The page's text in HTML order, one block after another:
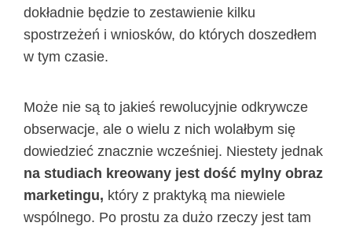
dokładnie będzie to zestawienie kilku
spostrzeżeń i wniosków, do których doszedłem
w tym czasie.
Może nie są to jakieś rewolucyjnie odkrywcze
obserwacje, ale o wielu z nich wolałbym się
dowiedzieć znacznie wcześniej. Niestety jednak
na studiach kreowany jest dość mylny obraz
marketingu, który z praktyką ma niewiele
wspólnego. Po prostu za dużo rzeczy jest tam